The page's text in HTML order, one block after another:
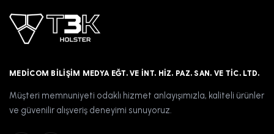
MEDICOM BILIŞIM MEDYA EĞT. VE İNT. HIZ. PAZ. SAN. VE TIC. LTD.
Müşteri memnuniyeti odaklı hizmet anlayışımızla, kaliteli ürünler
ve güvenilir alışveriş deneyimi sunuyoruz.